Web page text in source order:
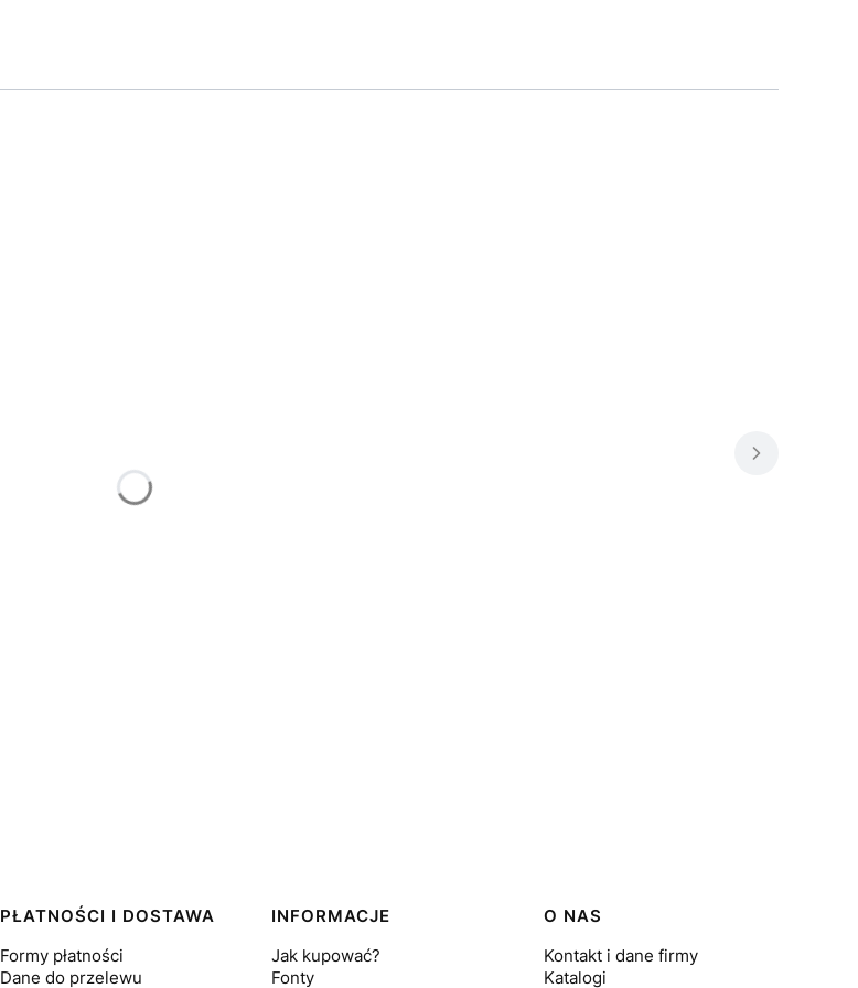
PŁATNOŚCI I DOSTAWA
Formy płatności
Dane do przelewu
INFORMACJE
Jak kupować?
Fonty
O NAS
Kontakt i dane firmy
Katalogi